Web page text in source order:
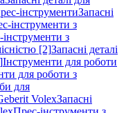
інструментиЗапасні
інструменти з
інструменти з
[2]Запасні деталі
Інструменти для роботи
для роботи з
для
VolexЗапасні